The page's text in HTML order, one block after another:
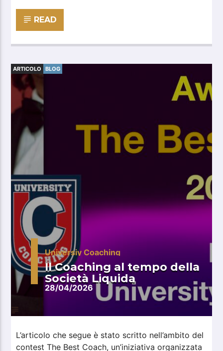
READ
ARTICOLO BLOG
Universiy Coaching
28/04/2026
Il Coaching al tempo della
Società Liquida
L’articolo che segue è stato scritto nell’ambito del
contest The Best Coach, un’iniziativa organizzata